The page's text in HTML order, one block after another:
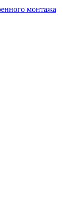
монтажа